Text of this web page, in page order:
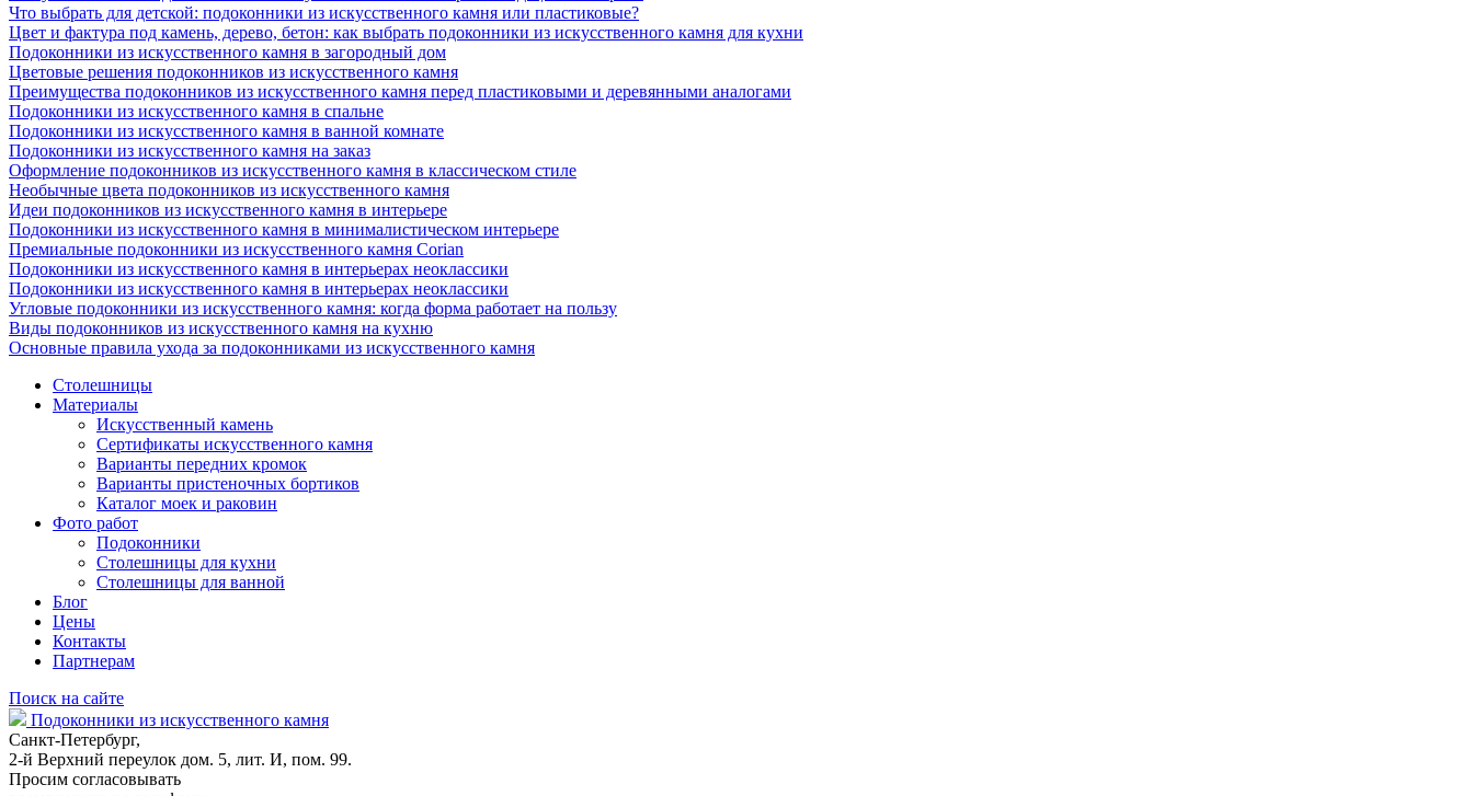
Что выбрать для детской: подоконники из искусственного камня или пластиковые?
Цвет и фактура под камень, дерево, бетон: как выбрать подоконники из искусственного камня для кухни
Подоконники из искусственного камня в загородный дом
Цветовые решения подоконников из искусственного камня
Преимущества подоконников из искусственного камня перед пластиковыми и деревянными аналогами
Подоконники из искусственного камня в спальне
Подоконники из искусственного камня в ванной комнате
Подоконники из искусственного камня на заказ
Оформление подоконников из искусственного камня в классическом стиле
Необычные цвета подоконников из искусственного камня
Идеи подоконников из искусственного камня в интерьере
Подоконники из искусственного камня в минималистическом интерьере
Премиальные подоконники из искусственного камня Corian
Подоконники из искусственного камня в интерьерах неоклассики
Подоконники из искусственного камня в интерьерах неоклассики
Угловые подоконники из искусственного камня: когда форма работает на пользу
Виды подоконников из искусственного камня на кухню
Основные правила ухода за подоконниками из искусственного камня
Столешницы
Материалы
Искусственный камень
Сертификаты искусственного камня
Варианты передних кромок
Варианты пристеночных бортиков
Каталог моек и раковин
Фото работ
Подоконники
Столешницы для кухни
Столешницы для ванной
Блог
Цены
Контакты
Партнерам
Поиск на сайте
Подоконники из искусственного камня
Санкт-Петербург,
2-й Верхний переулок дом. 5, лит. И, пом. 99.
Просим согласовывать